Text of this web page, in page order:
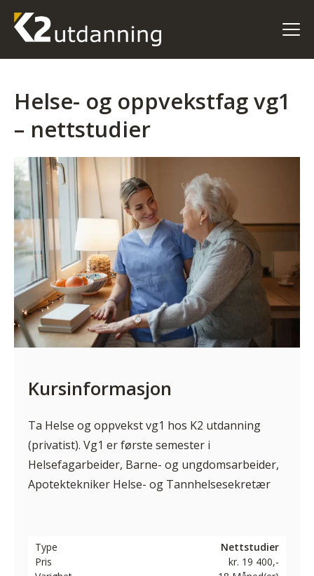
Helse- og oppvekstfag vg1
– nettstudier
Kursinformasjon
Ta Helse og oppvekst vg1 hos K2 utdanning
(privatist). Vg1 er første semester i
Helsefagarbeider, Barne- og ungdomsarbeider,
Apotektekniker Helse- og Tannhelsesekretær
Type
Nettstudier
Pris
kr. 19 400,-